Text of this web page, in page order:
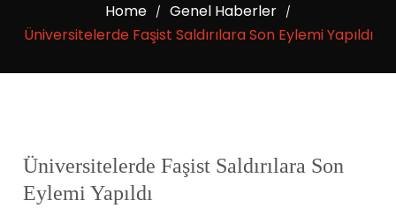
Home / Genel Haberler /
Üniversitelerde Faşist Saldırılara Son Eylemi Yapıldı
Üniversitelerde Faşist Saldırılara Son
Eylemi Yapıldı